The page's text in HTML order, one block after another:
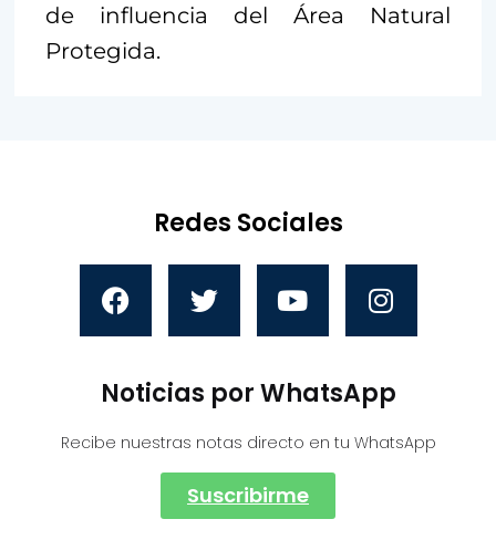
de influencia del Área Natural
Protegida.
Redes Sociales
Noticias por WhatsApp
Recibe nuestras notas directo en tu WhatsApp
Suscribirme